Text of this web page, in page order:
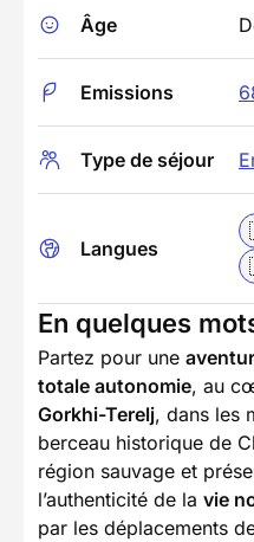
Âge
Emissions
Type de séjour
Langues
En quelques
Partez pour une
totale autonomie, au
Gorkhi-Terelj, dans les
berceau historique de
région sauvage et
l’authenticité de la vie
par les déplacements